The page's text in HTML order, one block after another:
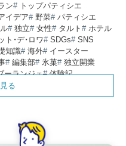
ン
トップパティシエ
イデア 野菜
パティシエ
独立 女性 タルト
ホテル
ト・デ・ロワ SDGs
SNS
知識 海外
イースター
編集部 氷菓
独立開業
ーランジェ
体験記
スタッフ育成
入レポート
クリスマス
カリー 工場
生菓子
アシェットデセール